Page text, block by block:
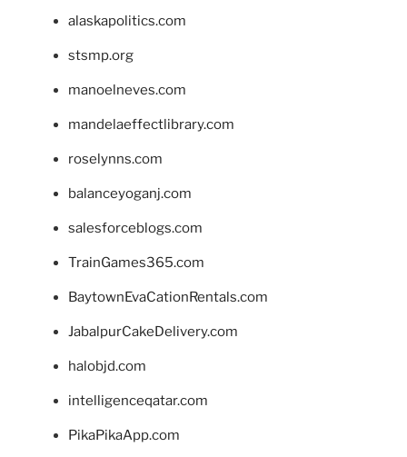
alaskapolitics.com
stsmp.org
manoelneves.com
mandelaeffectlibrary.com
roselynns.com
balanceyoganj.com
salesforceblogs.com
TrainGames365.com
BaytownEvaCationRentals.com
JabalpurCakeDelivery.com
halobjd.com
intelligenceqatar.com
PikaPikaApp.com